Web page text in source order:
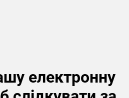
електронну